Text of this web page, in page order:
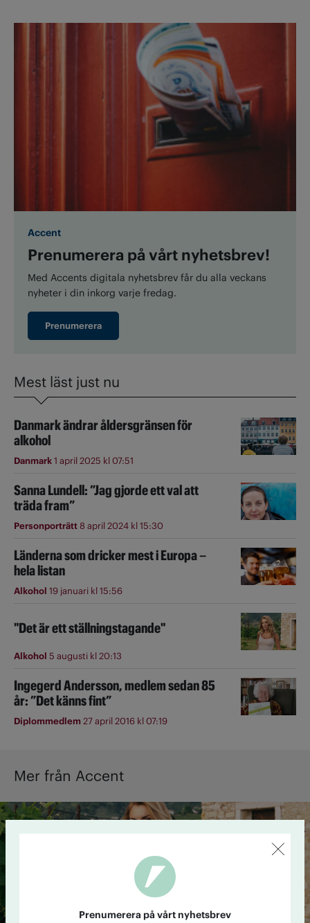
Accent
Prenumerera på vårt nyhetsbrev!
Med Accents digitala nyhetsbrev får du alla veckans
nyheter i din inkorg varje fredag.
Prenumerera
Mest läst just nu
Danmark ändrar åldersgränsen för
alkohol
Danmark1 april 2025 kl 07:51
Sanna Lundell: ”Jag gjorde ett val att
träda fram”
Personporträtt8 april 2024 kl 15:30
Länderna som dricker mest i Europa –
hela listan
Alkohol 19 januari kl 15:56
"Det är ett ställningstagande"
Alkohol 5 augusti kl 20:13
Ingegerd Andersson, medlem sedan 85
år: ”Det känns fint”
Diplommedlem27 april 2016 kl 07:19
Mer från Accent
Prenumerera på vårt nyhetsbrev